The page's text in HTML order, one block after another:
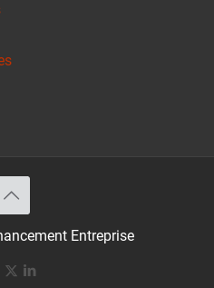
Entreprise